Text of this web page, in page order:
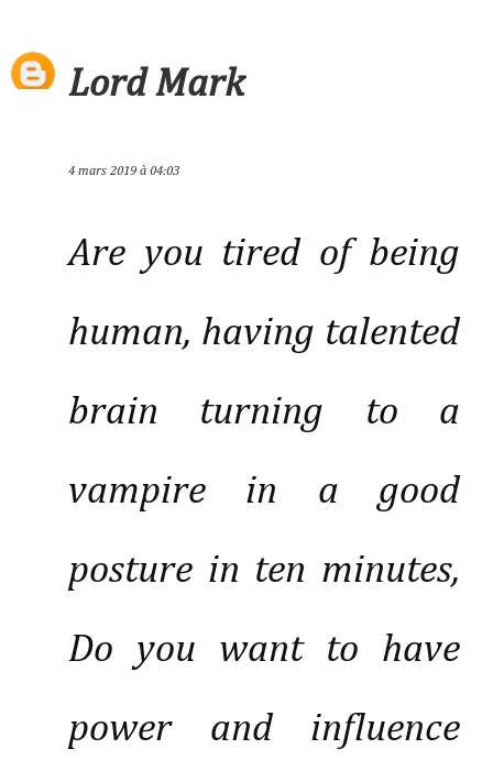
Lord Mark
4 mars 2019 à 04:03
Are you tired of being
human, having talented
brain turning to a
vampire in a good
posture in ten minutes,
Do you want to have
power and influence